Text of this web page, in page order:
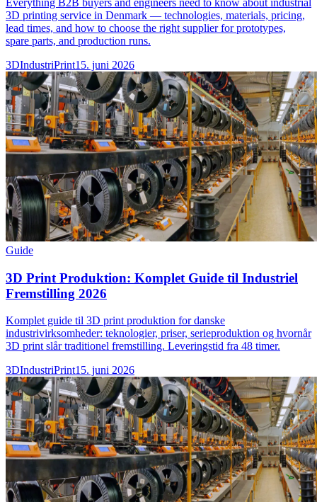
3D printing service in Denmark — technologies, materials, pricing,
lead times, and how to choose the right supplier for prototypes,
spare parts, and production runs.
3DIndustriPrint15. juni 2026
Guide
3D Print Produktion: Komplet Guide til Industriel
Fremstilling 2026
Komplet guide til 3D print produktion for danske
industrivirksomheder: teknologier, priser, serieproduktion og hvornår
3D print slår traditionel fremstilling. Leveringstid fra 48 timer.
3DIndustriPrint15. juni 2026